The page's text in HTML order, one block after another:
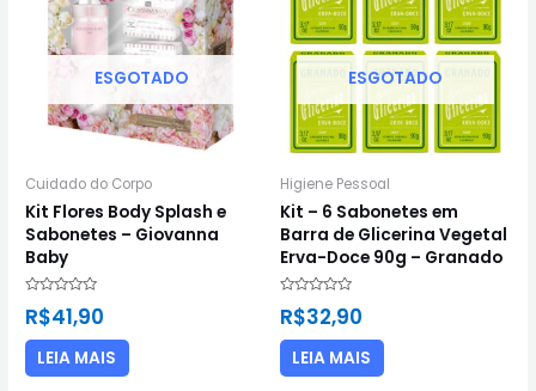
ESGOTADO
Cuidado do Corpo
Kit Flores Body Splash e
Sabonetes – Giovanna
Baby
0
5
R$41,90
LEIA MAIS
ESGOTADO
Higiene Pessoal
Kit – 6 Sabonetes em
Barra de Glicerina Vegetal
Erva-Doce 90g – Granado
0
5
R$32,90
LEIA MAIS